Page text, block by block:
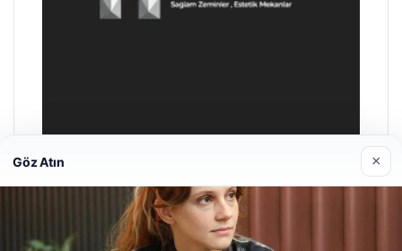
Enes Kaplan Avukatlık Bürosu
Göz Atın ×